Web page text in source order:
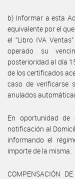
b) Informar a esta
equivalente por el
el “Libro IVA
operado su
posterioridad al día
de los certificados
caso de verificarse
anulados
En oportunidad de
notificación al
informando el
importe de la misma.
COMPENSACIÓN